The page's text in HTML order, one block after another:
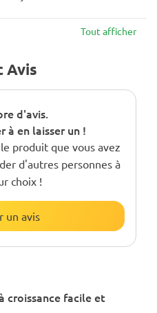
Tout afficher
Avis
d'avis.
à en laisser un !
produit que vous avez
d'autres personnes à
choix !
un avis
croissance facile et